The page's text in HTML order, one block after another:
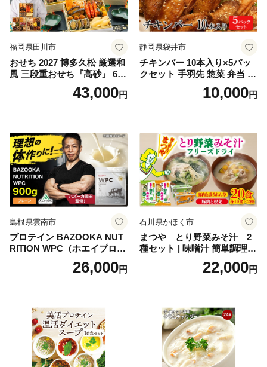
福岡県田川市
おせち 2027 博多久松 厳選和
風 三段重おせち『高砂』 6.5
寸 3段重 2～3人前 おせち料
理 重箱 お正月 冷凍おせち 縁
ち 本格おせち おせち予約 年
末 年始 お取り寄せ 新春 贅沢
おせち こだわりおせち 惣菜
老舗おせち ふるさと納税お
せち 御節 お節料理 正月 調理
不要 おせち料理2027
43,000円
静岡県袋井市
チキンバー 10本入り×5パッ
クセット 手羽先 惣菜 弁当 お
かず お酒 おつまみ ギフト キ
ャンプ アウトドア キャンプ
10,000円
島根県雲南市
プロテイン BAZOOKA NUT
RITION WPC（ホエイプロテ
イン）＜プレーン＞ 900g｜
バズーカ岡田監修・植物由来
ロン [AIEN005]
26,000円
石川県かほく市
まつや とり野菜みそ汁 2
種セット | 味噌汁 簡単調理
お味噌 おみそ みそ とり野菜
時短料理 時短ごはん ご当地
22,000円